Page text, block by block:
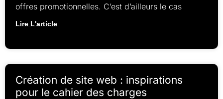
offres promotionnelles. C’est d’ailleurs le cas
Lire L'article
Création de site web : inspirations
pour le cahier des charges